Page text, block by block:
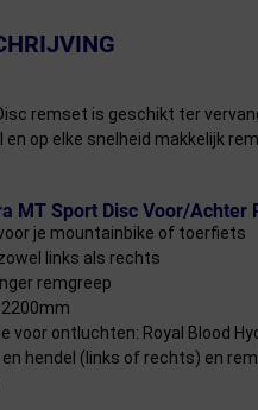
remset is geschikt ter
en op elke snelheid makkelijk
MT Sport Disc Voor/Achter
je mountainbike of toerfiets
links als rechts
remgreep
voor ontluchten: Royal Blood
en hendel (links of rechts) en